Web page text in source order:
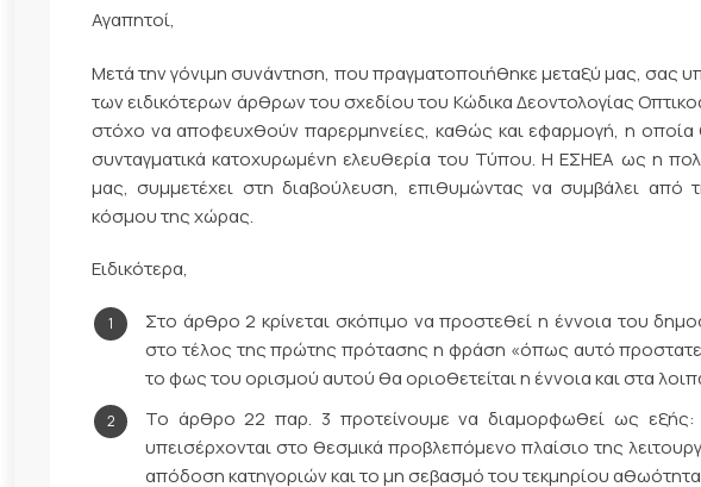
Αγαπητοί,
Μετά την γόνιμη συνάντηση, που πραγματοποιήθηκε μεταξύ μας,
των ειδικότερων άρθρων του σχεδίου του Κώδικα Δεοντολογίας
στόχο να αποφευχθούν παρερμηνείες, καθώς και εφαρμογή, η οποία
συνταγματικά κατοχυρωμένη ελευθερία του Τύπου. Η ΕΣΗΕΑ ως η
μας, συμμετέχει στη διαβούλευση, επιθυμώντας να συμβάλει από
κόσμου της χώρας.
Ειδικότερα,
Στο άρθρο 2 κρίνεται σκόπιμο να προστεθεί η έννοια του
στο τέλος της πρώτης πρότασης η φράση «όπως αυτό
το φως του ορισμού αυτού θα οριοθετείται η έννοια και στα
Το άρθρο 22 παρ. 3 προτείνουμε να διαμορφωθεί ως εξής:
υπεισέρχονται στο θεσμικά προβλεπόμενο πλαίσιο της
απόδοση κατηγοριών και το μη σεβασμό του τεκμηρίου